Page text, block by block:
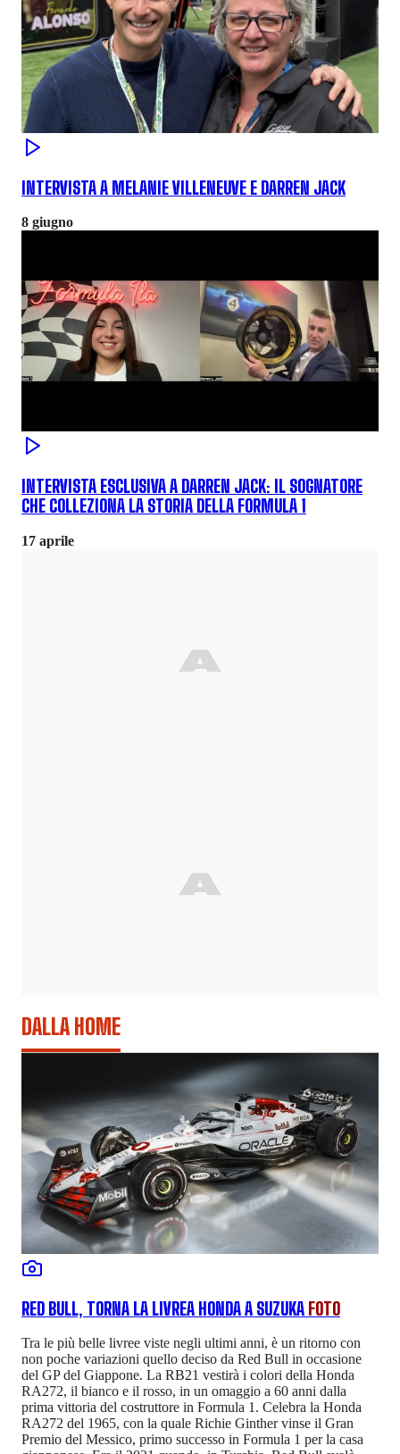
INTERVISTA A MELANIE VILLENEUVE E DARREN JACK
8 giugno
INTERVISTA ESCLUSIVA A DARREN JACK: IL SOGNATORE
CHE COLLEZIONA LA STORIA DELLA FORMULA 1
17 aprile
DALLA HOME
RED BULL, TORNA LA LIVREA HONDA A SUZUKA FOTO
Tra le più belle livree viste negli ultimi anni, è un ritorno con
non poche variazioni quello deciso da Red Bull in occasione
del GP del Giappone. La RB21 vestirà i colori della Honda
RA272, il bianco e il rosso, in un omaggio a 60 anni dalla
prima vittoria del costruttore in Formula 1. Celebra la Honda
RA272 del 1965, con la quale Richie Ginther vinse il Gran
Premio del Messico, primo successo in Formula 1 per la casa